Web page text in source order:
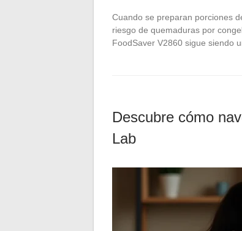
Cuando se preparan porciones
riesgo de quemaduras por
FoodSaver V2860 sigue siendo
Descubre cómo
Lab